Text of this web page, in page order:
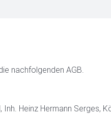
nachfolgenden AGB.
Heinz Hermann Serges,